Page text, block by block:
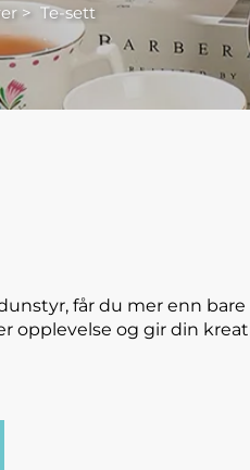
> Te-sett
får du mer enn
opplevelse og gir din